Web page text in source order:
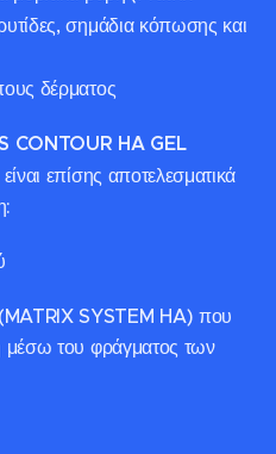
σημάδια κόπωσης και
δέρματος
CONTOUR HA GEL
επίσης αποτελεσματικά
SYSTEM HA) που
μέσω του φράγματος των